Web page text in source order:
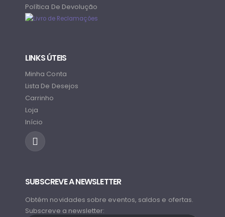
Política De Devolução
LINKS ÚTEIS
Minha Conta
Lista De Desejos
Carrinho
Loja
Início
SUBSCREVE A NEWSLETTER
Obtém novidades sobre eventos, saldos e ofertas.
Subscreve a newsletter: